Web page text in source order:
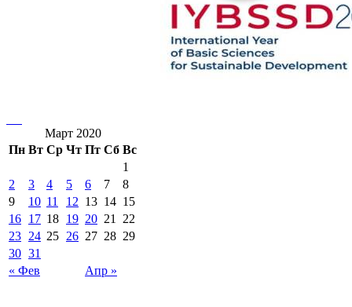
Март 2020
Пн Вт Ср Чт Пт Сб Вс
« Фев Апр »
1
2
3 4 5 6 7
8
9
10 11 12 13 14 15
16 17 18 19 20 21
22
23 24 25 26 27 28 29
30 31